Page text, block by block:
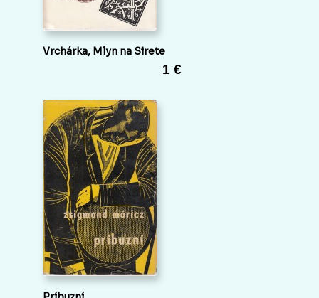
Vrchárka, Mlyn na Sirete
1 €